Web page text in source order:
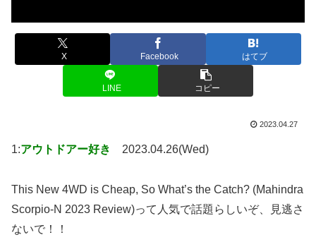
X Facebook はてブ
LINE コピー
2023.04.27
1:アウトドアー好き 2023.04.26(Wed)
This New 4WD is Cheap, So What’s the Catch? (Mahindra
Scorpio-N 2023 Review)って人気で話題らしいぞ、見逃さ
ないで！！